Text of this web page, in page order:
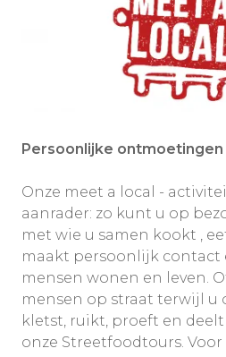
Persoonlijke
Onze meet a local -
aanrader: zo kunt u op
met wie u samen kookt ,
maakt persoonlijk contact
mensen wonen en leven.
mensen op straat terwijl u
kletst, ruikt, proeft en
onze Streetfoodtours.